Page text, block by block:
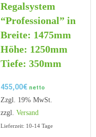
Regalsystem
“Professional” in
Breite: 1475mm
Höhe: 1250mm
Tiefe: 350mm
455,00€ netto
Zzgl. 19% MwSt.
zzgl. Versand
Lieferzeit: 10-14 Tage